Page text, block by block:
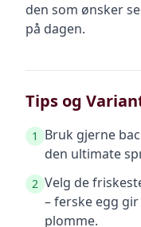
den som ønsker
på dagen.
Tips og
1
Bruk gjerne
den ultimate
2 Velg de
– ferske egg
plomme.